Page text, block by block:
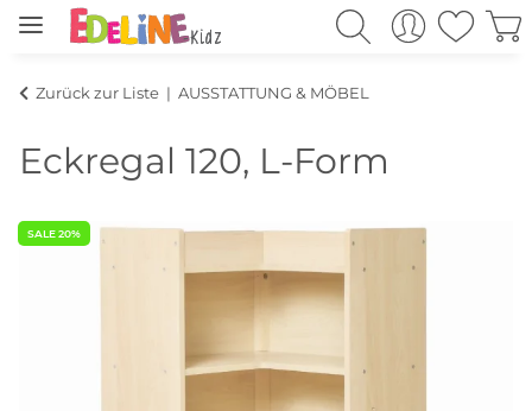
Zurück zur Liste AUSSTATTUNG & MÖBEL
Eckregal 120, L-Form
SALE 20%